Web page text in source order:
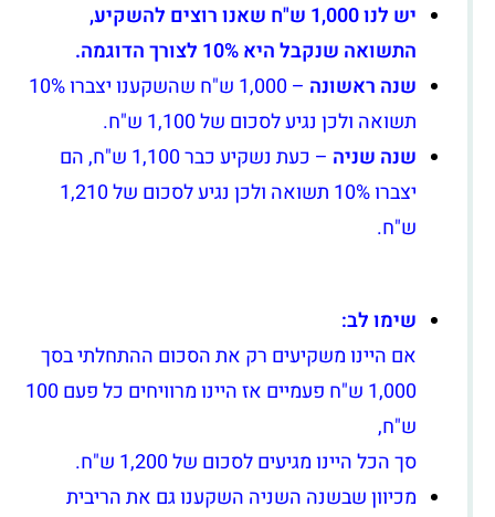
יש לנו 1,000 ש"ח שאנו רוצים להשקיע,
התשואה שנקבל היא 10% לצורך הדוגמה.
שנה ראשונה
– 1,000 ש"ח שהשקענו יצברו 10%
תשואה ולכן נגיע לסכום של 1,100 ש"ח.
שנה שניה
– כעת נשקיע כבר 1,100 ש"ח, הם
יצברו 10% תשואה ולכן נגיע לסכום של 1,210
ש"ח.
שימו לב:
אם היינו משקיעים רק את הסכום ההתחלתי בסך
1,000 ש"ח פעמיים אז היינו מרוויחים כל פעם 100
ש"ח,
סך הכל היינו מגיעים לסכום של 1,200 ש"ח.
מכיוון שבשנה השניה השקענו גם את הריבית